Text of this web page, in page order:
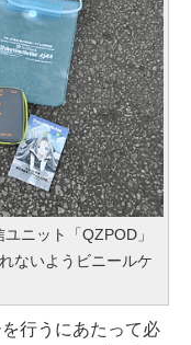
ニット「QZPOD」
ないようビニールケ
行うにあたって必